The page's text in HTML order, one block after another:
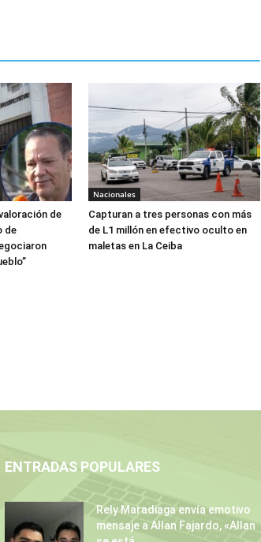
de
de
Nacionales
Capturan a tres personas con más
de L1 millón en efectivo oculto en
maletas en La Ceiba
ENTRADAS POPULARES
Rely Maradiaga envía emotivo
mensaje a Allan Fajardo, «Allan